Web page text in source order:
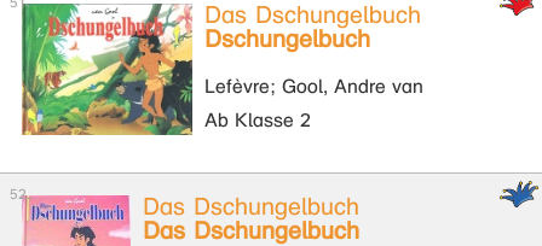
Das Dschungelbuch
Dschungelbuch
Lefèvre; Gool, Andre van
Ab Klasse 2
Das Dschungelbuch
Das Dschungelbuch